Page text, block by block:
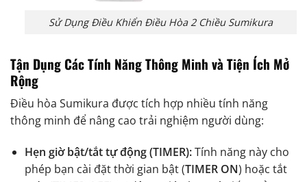
Sử Dụng Điều Khiển Điều Hòa 2 Chiều Sumikura
Tận Dụng Các Tính Năng Thông Minh và Tiện Ích Mở
Rộng
Điều hòa Sumikura được tích hợp nhiều tính năng
thông minh để nâng cao trải nghiệm người dùng:
Hẹn giờ bật/tắt tự động (TIMER):Tính năng này cho
phép bạn cài đặt thời gian bật (TIMER ON) hoặc tắt